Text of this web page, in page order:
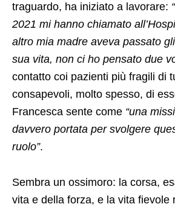
traguardo, ha iniziato a lavorare:
2021 mi hanno chiamato
altro mia madre aveva passato
sua vita, non ci ho pensato due
contatto coi pazienti più fragili di
consapevoli, molto spesso, di
Francesca sente come “una
davvero portata per svolgere
ruolo”.
Sembra un ossimoro: la corsa,
vita e della forza, e la vita fievole